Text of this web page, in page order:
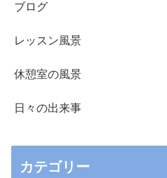
ブログ
レッスン風景
休憩室の風景
日々の出来事
カテゴリー